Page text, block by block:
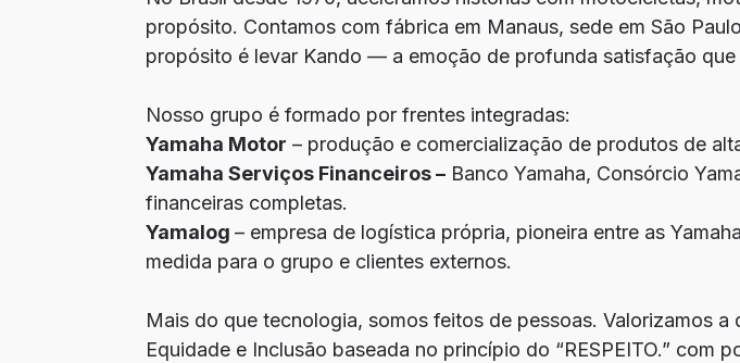
propósito. Contamos com fábrica em Manaus, sede em São
propósito é levar Kando — a emoção de profunda satisfação
Nosso grupo é formado por frentes integradas:
Yamaha Motor – produção e comercialização de produtos de
Yamaha Serviços Financeiros – Banco Yamaha, Consórcio
financeiras completas.
Yamalog– empresa de logística própria, pioneira entre as
medida para o grupo e clientes externos.
Mais do que tecnologia, somos feitos de pessoas. Valorizamos
Equidade e Inclusão baseada no princípio do “RESPEITO.”